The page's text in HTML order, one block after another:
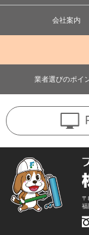
会社案内
業者選びのポイ
福